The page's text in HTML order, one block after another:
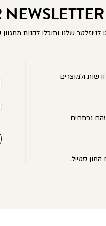
לניוזלטר שלנו ותוכלו להנות
ולמוצרים
נפתחים
סטייל.